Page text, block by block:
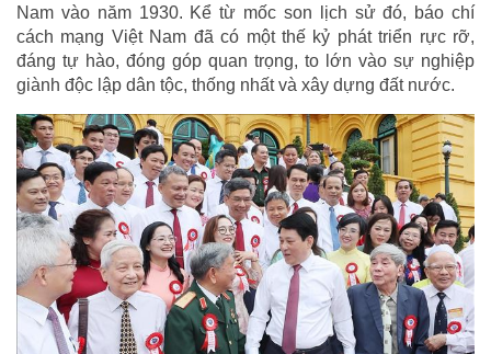
Nam vào năm 1930. Kể từ mốc son lịch sử đó, báo chí
cách mạng Việt Nam đã có một thế kỷ phát triển rực rỡ,
đáng tự hào, đóng góp quan trọng, to lớn vào sự nghiệp
giành độc lập dân tộc, thống nhất và xây dựng đất nước.